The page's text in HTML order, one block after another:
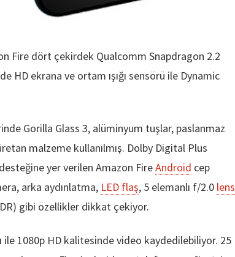
Fire dört çekirdek Qualcomm Snapdragon 2.2
HD ekrana ve ortam ışığı sensörü ile Dynamic
Gorilla Glass 3, alüminyum tuşlar, paslanmaz
malzeme kullanılmış. Dolby Digital Plus
yer verilen Amazon FireAndroid cep
arka aydınlatma, LED flaş, 5 elemanlı f/2.0 lens
gibi özellikler dikkat çekiyor.
1080p HD kalitesinde video kaydedilebiliyor. 25